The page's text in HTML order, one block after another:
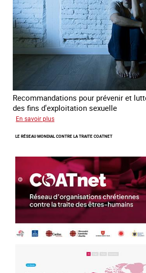
errance
Recommandations pour prévenir et
des fins d'exploitation sexuelle
En savoir plus
ans
la
du
13
avril
2016
LE RÉSEAU MONDIAL CONTRE LA TRAITE COATNET